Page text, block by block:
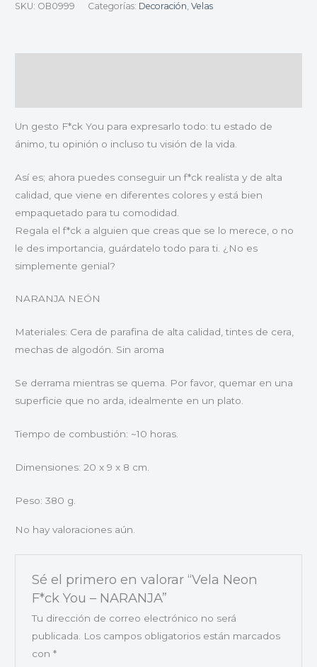
SKU: OB0999 Categorías: Decoración, Velas
Un gesto F*ck You para expresarlo todo: tu estado de
ánimo, tu opinión o incluso tu visión de la vida.
Así es; ahora puedes conseguir un f*ck realista y de alta
calidad, que viene en diferentes colores y está bien
empaquetado para tu comodidad.
Regala el f*ck a alguien que creas que se lo merece, o no
le des importancia, guárdatelo todo para ti. ¿No es
simplemente genial?
NARANJA NEÓN
Materiales: Cera de parafina de alta calidad, tintes de cera,
mechas de algodón. Sin aroma
Se derrama mientras se quema. Por favor, quemar en una
superficie que no arda, idealmente en un plato.
Tiempo de combustión: ~10 horas.
Dimensiones: 20 x 9 x 8 cm.
Peso: 380 g.
No hay valoraciones aún.
Sé el primero en valorar “Vela Neon
F*ck You – NARANJA”
Tu dirección de correo electrónico no será
publicada.
Los campos obligatorios están marcados
con *